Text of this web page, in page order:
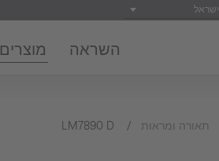
ישראל
השראה מוצרים
תאורה ומראות